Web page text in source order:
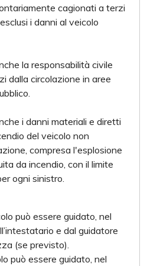
cagionati a terzi
i danni al veicolo
la responsabilità civile
dalla circolazione in aree
i danni materiali e diretti
del veicolo non
compresa l'esplosione
da incendio, con il limite
ogni sinistro.
può essere guidato, nel
e dal guidatore
(se previsto).
può essere guidato, nel